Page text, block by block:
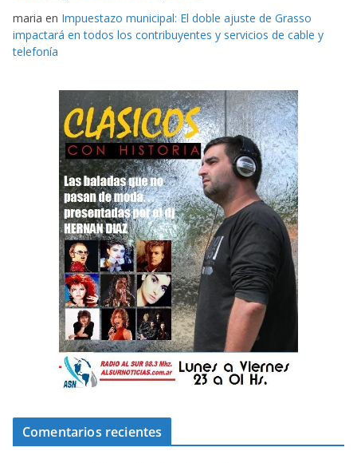
maria en Impuestazo municipal: El doble ajuste de Grasso
impactará en todos los contribuyentes y servicios de cable y
telefonía
Comentarios recientes